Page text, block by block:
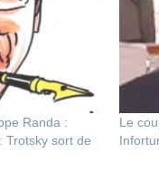
Randa :
Trotsky sort de
Le